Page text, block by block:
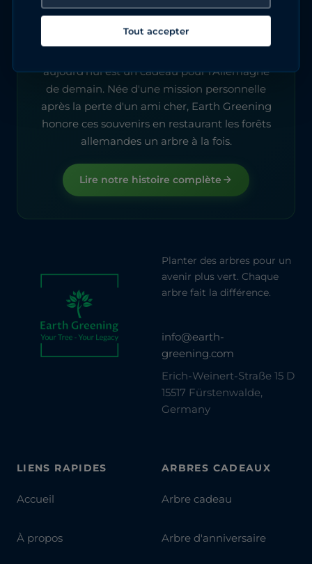
À propos d'Earth Greening
Nous avons commencé cela pour tenir une
aujourd'hui est un cadeau pour l'Allemagne
de demain. Née d'une mission personnelle
après la perte d'un ami cher, Earth Greening
honore ces souvenirs en restaurant les forêts
allemandes un arbre à la fois.
Lire notre histoire complète
Planter des arbres pour un
avenir plus vert. Chaque
arbre fait la différence.
info@earth-
greening.com
Erich-Weinert-Straße 15 D
15517 Fürstenwalde,
Germany
LIENS RAPIDES
Accueil
À propos
ARBRES CADEAUX
Arbre cadeau
Arbre d'anniversaire
Tout accepter